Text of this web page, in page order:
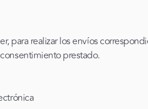
para realizar los envíos
prestado.